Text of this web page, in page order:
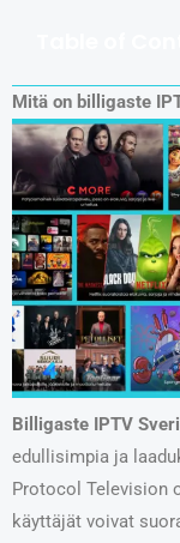
Mitä on billigaste
Billigaste IPTV
edullisimpia ja
Protocol Television
käyttäjät voivat